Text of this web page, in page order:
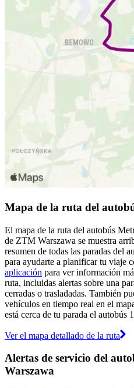
Mapa de la ruta del
El mapa de la ruta del autobús
de ZTM Warszawa se muestra
resumen de todas las paradas del
para ayudarte a planificar tu viaje
aplicación para ver información
ruta, incluidas alertas sobre una
cerradas o trasladadas. También
vehículos en tiempo real en el
está cerca de tu parada el autobús
Ver el mapa detallado de la ruta
Alertas de servicio del
Warszawa